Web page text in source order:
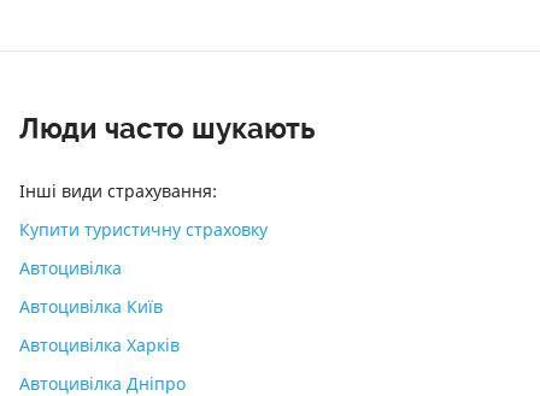
Люди часто шукають
Інші види страхування:
Купити туристичну страховку
Автоцивілка
Автоцивілка Київ
Автоцивілка Харків
Автоцивілка Дніпро